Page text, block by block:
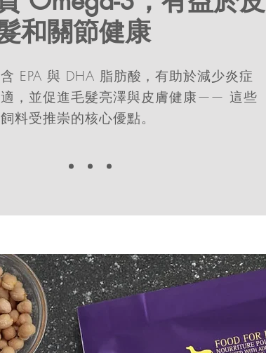
和關節健康
EPA 與 DHA 脂肪酸，有助於減少炎症
，並促進毛髮亮澤與皮膚健康—— 這些
料受推崇的核心優點。